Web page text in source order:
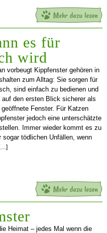
es für
wird
vorbeugt Kippfenster gehören in
zum Alltag: Sie sorgen für
sind einfach zu bedienen und
auf den ersten Blick sicherer als
Fenster. Für Katzen
jedoch eine unterschätzte
Immer wieder kommt es zu
sogar tödlichen Unfällen, wenn
Heimat – jedes Mal wenn die